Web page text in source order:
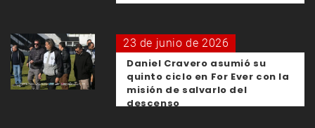
23 de junio de 2026
Daniel Cravero asumió su
quinto ciclo en For Ever con la
misión de salvarlo del
descenso